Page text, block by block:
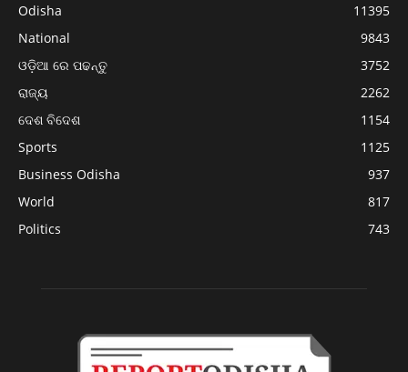
Odisha
11395
National
9843
ଓଡ଼ିଆ ରେ ପଢନ୍ତୁ
3752
ରାଜ୍ୟ
2262
ଦେଶ ବିଦେଶ
1154
Sports
1125
Business Odisha
937
World
817
Politics
743